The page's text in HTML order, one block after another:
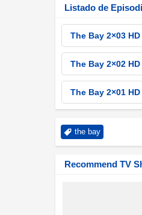
Listado de
The Bay 2×03
The Bay 2×02
The Bay 2×01
the bay
Recommend TV